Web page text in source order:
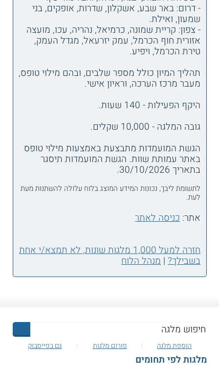
- דרום: באר שבע, אשקלון, שדרות, אופקים, בני
שמעון, ואילת.
- צפון: קריית שמונה, כרמיאל, נהריה, עכו, מועצה
אזורית חוף הכרמל, עמק יזרעאל, מגדל העמק,
טירת הכרמל, ויפיע.
תהליך המיון כולל מספר שלבים, ובהם מילוי טופס,
מעבר מרכז הערכה, וראיון אישי.
היקף הפעילות - 140 שעות.
גובה המלגה - 10,000 שקלים.
הגשת המועמדות מתבצעת באמצעות מילוי טופס
באתר עמותת שוות. הגשת המועמדות תיסגר
בתאריך 30/10/2026.
לתשומת ליבך, נכונות המידע המוצג בלוח עלולה להשתנות מעת
לעת.
אתר:כניסה לאתר
חזרה למעל 1,000 מלגות שונות, לא תמצא/י אחת
בשבילך?|מנהל הלוח
הוספת מלגה פורום מלגות גם בפייסבוק
מלגות לפי תחומים